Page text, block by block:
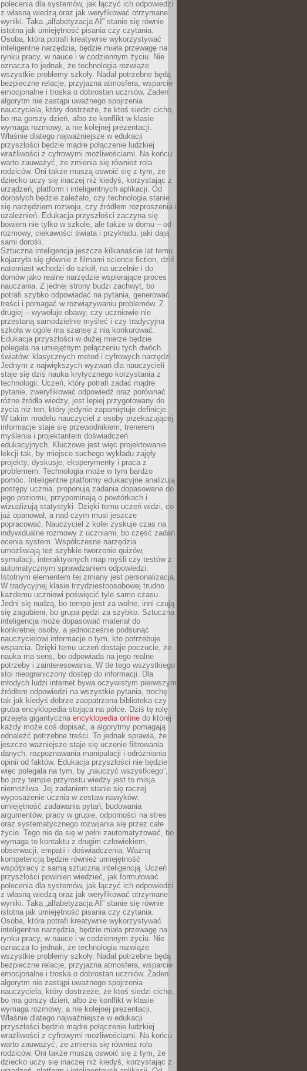
polecenia dla systemów, jak łączyć ich odpowiedzi
z własną wiedzą oraz jak weryfikować otrzymane
wyniki. Taka „alfabetyzacja AI” stanie się równie
istotna jak umiejętność pisania czy czytania.
Osoba, która potrafi kreatywnie wykorzystywać
inteligentne narzędzia, będzie miała przewagę na
rynku pracy, w nauce i w codziennym życiu. Nie
oznacza to jednak, że technologia rozwiąże
wszystkie problemy szkoły. Nadal potrzebne będą
bezpieczne relacje, przyjazna atmosfera, wsparcie
emocjonalne i troska o dobrostan uczniów. Żaden
algorytm nie zastąpi uważnego spojrzenia
nauczyciela, który dostrzeże, że ktoś siedzi cicho,
bo ma gorszy dzień, albo że konflikt w klasie
wymaga rozmowy, a nie kolejnej prezentacji.
Właśnie dlatego najważniejsze w edukacji
przyszłości będzie mądre połączenie ludzkiej
wrażliwości z cyfrowymi możliwościami. Na końcu
warto zauważyć, że zmienia się również rola
rodziców. Oni także muszą oswoić się z tym, że
dziecko uczy się inaczej niż kiedyś, korzystając z
urządzeń, platform i inteligentnych aplikacji. Od
dorosłych będzie zależało, czy technologia stanie
się narzędziem rozwoju, czy źródłem rozproszenia i
uzależnień. Edukacja przyszłości zaczyna się
bowiem nie tylko w szkole, ale także w domu – od
rozmowy, ciekawości świata i przykładu, jaki dają
sami dorośli.
Sztuczna inteligencja jeszcze kilkanaście lat temu
kojarzyła się głównie z filmami science fiction, dziś
natomiast wchodzi do szkół, na uczelnie i do
domów jako realne narzędzie wspierające proces
nauczania. Z jednej strony budzi zachwyt, bo
potrafi szybko odpowiadać na pytania, generować
treści i pomagać w rozwiązywaniu problemów. Z
drugiej – wywołuje obawy, czy uczniowie nie
przestaną samodzielnie myśleć i czy tradycyjna
szkoła w ogóle ma szansę z nią konkurować.
Edukacja przyszłości w dużej mierze będzie
polegała na umiejętnym połączeniu tych dwóch
światów: klasycznych metod i cyfrowych narzędzi.
Jednym z największych wyzwań dla nauczycieli
staje się dziś nauka krytycznego korzystania z
technologii. Uczeń, który potrafi zadać mądre
pytanie, zweryfikować odpowiedź oraz porównać
różne źródła wiedzy, jest lepiej przygotowany do
życia niż ten, który jedynie zapamiętuje definicje.
W takim modelu nauczyciel z osoby przekazującej
informacje staje się przewodnikiem, trenerem
myślenia i projektantem doświadczeń
edukacyjnych. Kluczowe jest więc projektowanie
lekcji tak, by miejsce suchego wykładu zajęły
projekty, dyskusje, eksperymenty i praca z
problemem. Technologia może w tym bardzo
pomóc. Inteligentne platformy edukacyjne analizują
postępy ucznia, proponują zadania dopasowane do
jego poziomu, przypominają o powtórkach i
wizualizują statystyki. Dzięki temu uczeń widzi, co
już opanował, a nad czym musi jeszcze
popracować. Nauczyciel z kolei zyskuje czas na
indywidualne rozmowy z uczniami, bo część zadań
ocenia system. Współczesne narzędzia
umożliwiają też szybkie tworzenie quizów,
symulacji, interaktywnych map myśli czy testów z
automatycznym sprawdzaniem odpowiedzi.
Istotnym elementem tej zmiany jest personalizacja.
W tradycyjnej klasie trzydziestoosobowej trudno
każdemu uczniowi poświęcić tyle samo czasu.
Jedni się nudzą, bo tempo jest za wolne, inni czują
się zagubieni, bo grupa pędzi za szybko. Sztuczna
inteligencja może dopasować materiał do
konkretnej osoby, a jednocześnie podsunąć
nauczycielowi informacje o tym, kto potrzebuje
wsparcia. Dzięki temu uczeń dostaje poczucie, że
nauka ma sens, bo odpowiada na jego realne
potrzeby i zainteresowania. W tle tego wszystkiego
stoi nieograniczony dostęp do informacji. Dla
młodych ludzi internet bywa oczywistym pierwszym
źródłem odpowiedzi na wszystkie pytania, trochę
tak jak kiedyś dobrze zaopatrzona biblioteka czy
gruba encyklopedia stojąca na półce. Dziś tę rolę
przejęła gigantyczna encyklopedia online do której
każdy może coś dopisać, a algorytmy pomagają
odnaleźć potrzebne treści. To jednak sprawia, że
jeszcze ważniejsze staje się uczenie filtrowania
danych, rozpoznawania manipulacji i odróżniania
opinii od faktów. Edukacja przyszłości nie będzie
więc polegała na tym, by „nauczyć wszystkiego”,
bo przy tempie przyrostu wiedzy jest to misja
niemożliwa. Jej zadaniem stanie się raczej
wyposażenie ucznia w zestaw nawyków:
umiejętność zadawania pytań, budowania
argumentów, pracy w grupie, odporności na stres
oraz systematycznego rozwijania się przez całe
życie. Tego nie da się w pełni zautomatyzować, bo
wymaga to kontaktu z drugim człowiekiem,
obserwacji, empatii i doświadczenia. Ważną
kompetencją będzie również umiejętność
współpracy z samą sztuczną inteligencją. Uczeń
przyszłości powinien wiedzieć, jak formułować
polecenia dla systemów, jak łączyć ich odpowiedzi
z własną wiedzą oraz jak weryfikować otrzymane
wyniki. Taka „alfabetyzacja AI” stanie się równie
istotna jak umiejętność pisania czy czytania.
Osoba, która potrafi kreatywnie wykorzystywać
inteligentne narzędzia, będzie miała przewagę na
rynku pracy, w nauce i w codziennym życiu. Nie
oznacza to jednak, że technologia rozwiąże
wszystkie problemy szkoły. Nadal potrzebne będą
bezpieczne relacje, przyjazna atmosfera, wsparcie
emocjonalne i troska o dobrostan uczniów. Żaden
algorytm nie zastąpi uważnego spojrzenia
nauczyciela, który dostrzeże, że ktoś siedzi cicho,
bo ma gorszy dzień, albo że konflikt w klasie
wymaga rozmowy, a nie kolejnej prezentacji.
Właśnie dlatego najważniejsze w edukacji
przyszłości będzie mądre połączenie ludzkiej
wrażliwości z cyfrowymi możliwościami. Na końcu
warto zauważyć, że zmienia się również rola
rodziców. Oni także muszą oswoić się z tym, że
dziecko uczy się inaczej niż kiedyś, korzystając z